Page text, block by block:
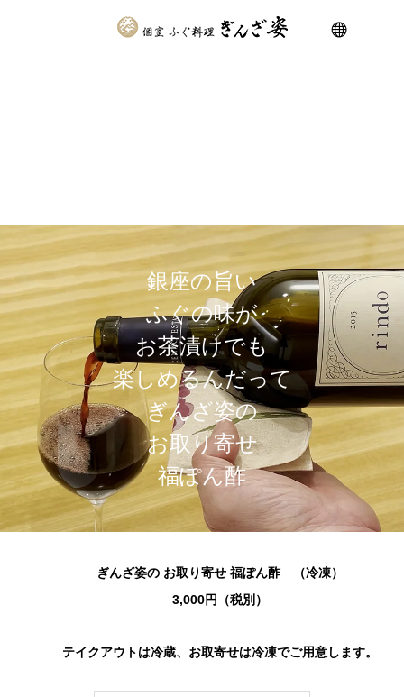
銀座の旨い
ふぐの味が
お茶漬けでも
楽しめるんだって
ぎんざ姿の
お取 り寄せ
福ぽん酢
ぎんざ姿の お取り寄せ 福ぽん酢 （冷凍）
3,000円（税別）
テイクアウトは冷蔵、お取寄せは冷凍でご用意します。